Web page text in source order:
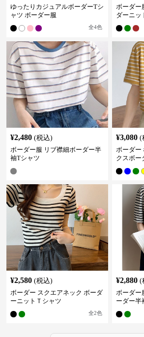
ゆったりカジュアルボーダーTシ
ャツ ボーダー服
全4色
ボーダー
ダーニッ
¥2,480 (税込)
ボーダー服 リブ襟細ボーダー半
袖Tシャツ
¥3,080 (
ボーダー
クスボー
¥2,580 (税込)
ボーダー スクエアネック ボーダ
ーニットＴシャツ
全2色
¥2,880 (
ボーダー
ーダー半